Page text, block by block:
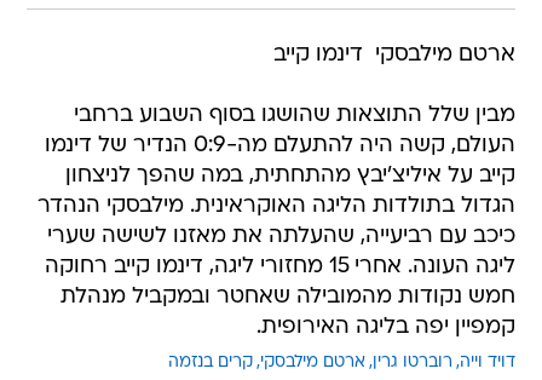
ארטם מילבסקי  דינמו קייב
מבין שלל התוצאות שהושגו בסוף השבוע ברחבי
העולם, קשה היה להתעלם מה-0:9 הנדיר של דינמו
קייב על איליצ'יבץ מהתחתית, במה שהפך לניצחון
הגדול בתולדות הליגה האוקראינית. מילבסקי הנהדר
כיכב עם רביעייה, שהעלתה את מאזנו לשישה שערי
ליגה העונה. אחרי 15 מחזורי ליגה, דינמו קייב רחוקה
חמש נקודות מהמובילה שאחטר ובמקביל מנהלת
קמפיין יפה בליגה האירופית.
דויד וייה רוברטו גרין ארטם מילבסקי קרים בנזמה